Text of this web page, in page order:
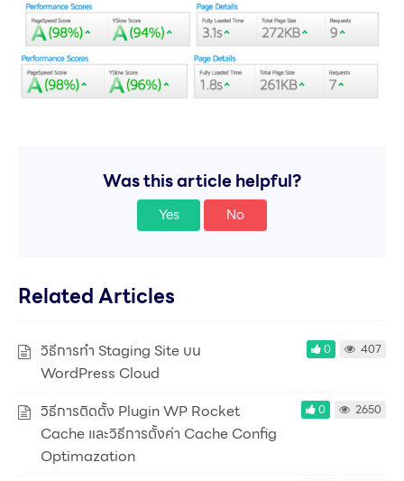
Was this article helpful?
Yes No
Related Articles
วิธีการทำ Staging Site บน
WordPress Cloud
0 407
วิธีการติดตั้ง Plugin WP Rocket
Cache และวิธีการตั้งค่า Cache Config
Optimazation
0 2650